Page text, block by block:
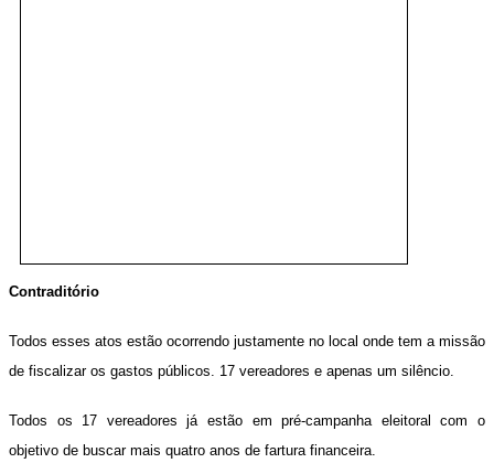
Contraditório
Todos esses atos estão ocorrendo justamente no local onde tem a missão
de fiscalizar os gastos públicos. 17 vereadores e apenas um silêncio.
Todos os 17 vereadores já estão em pré-campanha eleitoral com o
objetivo de buscar mais quatro anos de fartura financeira.